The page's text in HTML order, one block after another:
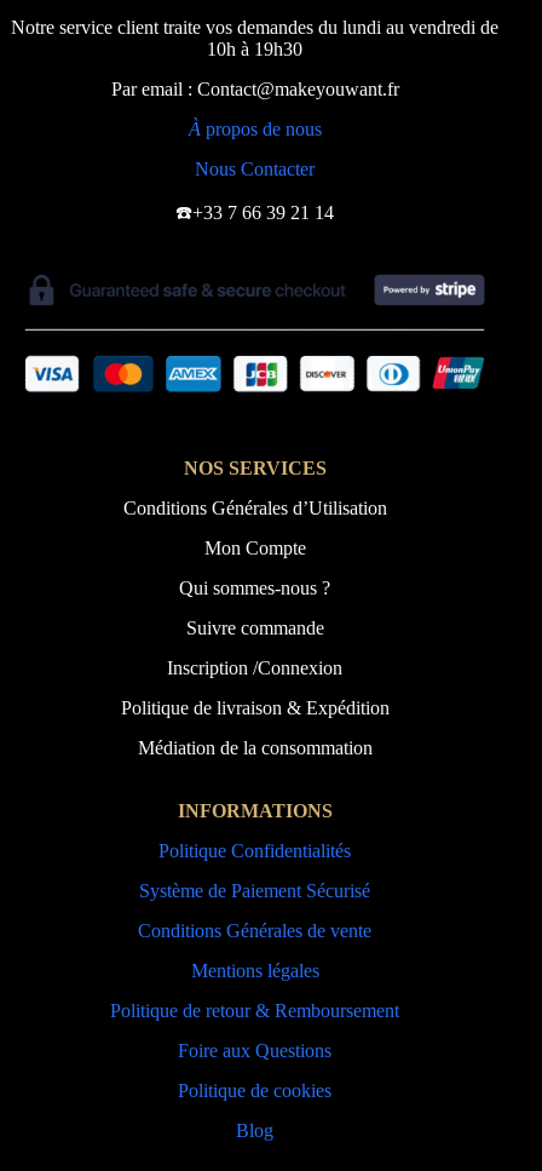
Notre service client traite vos demandes du lundi au vendredi de
10h à 19h30
Par email : Contact@makeyouwant.fr
À propos de nous
Nous Contacter
☎️+33 7 66 39 21 14
NOS SERVICES
Conditions Générales d’Utilisation
Mon Compte
Qui sommes-nous ?
Suivre commande
Inscription /Connexion
Politique de livraison & Expédition
Médiation de la consommation
INFORMATIONS
Politique Confidentialités
Système de Paiement Sécurisé
Conditions Générales de vente
Mentions légales
Politique de retour & Remboursement
Foire aux Questions
Politique de cookies
Blog